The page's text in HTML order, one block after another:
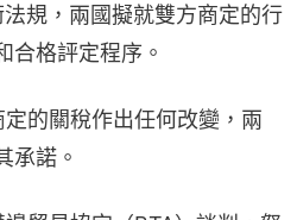
規，兩國擬就雙方商定的行
合格評定程序。
的關稅作出任何改變，兩
承諾。